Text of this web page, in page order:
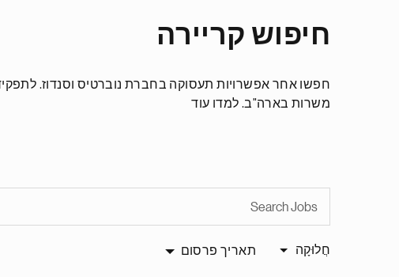
חיפוש קריירה
משרות בארה"ב. למדו עוד
חֲלוּקָה תאריך פרסום